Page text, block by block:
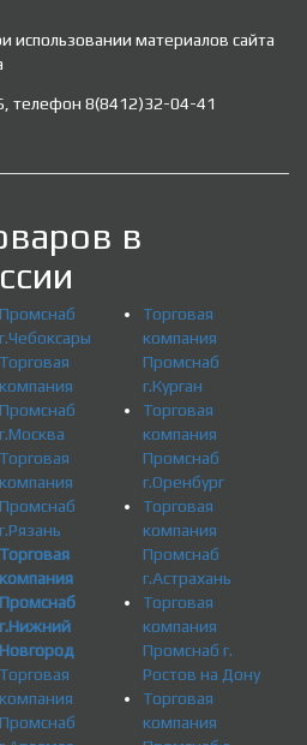
материалов сайта
телефон 8(8412)32-04-41
в
Промснаб
г.Чебоксары
Торговая
компания
Промснаб
г.Москва
Торговая
компания
Промснаб
г.Рязань
Торговая
компания
Промснаб
г.Нижний
Новгород
Торговая
компания
Промснаб
Торговая
компания
Промснаб
г.Курган
Торговая
компания
Промснаб
г.Оренбург
Торговая
компания
Промснаб
г.Астрахань
Торговая
компания
Промснаб г.
Ростов на Дону
Торговая
компания